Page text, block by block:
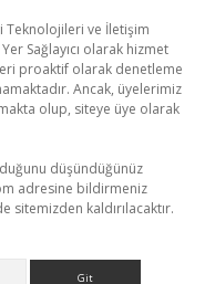
Teknolojileri ve İletişim
Sağlayıcı olarak hizmet
proaktif olarak denetleme
Ancak, üyelerimiz
olup, siteye üye olarak
düşündüğünüz
adresine bildirmeniz
sitemizden kaldırılacaktır.